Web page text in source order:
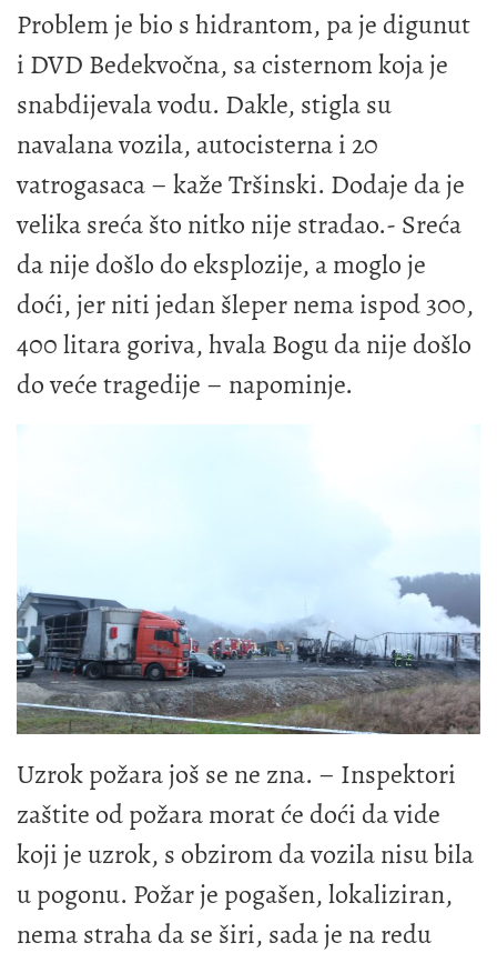
Problem je bio s hidrantom, pa je digunut
i DVD Bedekvočna, sa cisternom koja je
snabdijevala vodu. Dakle, stigla su
navalana vozila, autocisterna i 20
vatrogasaca – kaže Tršinski. Dodaje da je
velika sreća što nitko nije stradao.- Sreća
da nije došlo do eksplozije, a moglo je
doći, jer niti jedan šleper nema ispod 300,
400 litara goriva, hvala Bogu da nije došlo
do veće tragedije – napominje.
Uzrok požara još se ne zna. – Inspektori
zaštite od požara morat će doći da vide
koji je uzrok, s obzirom da vozila nisu bila
u pogonu. Požar je pogašen, lokaliziran,
nema straha da se širi, sada je na redu